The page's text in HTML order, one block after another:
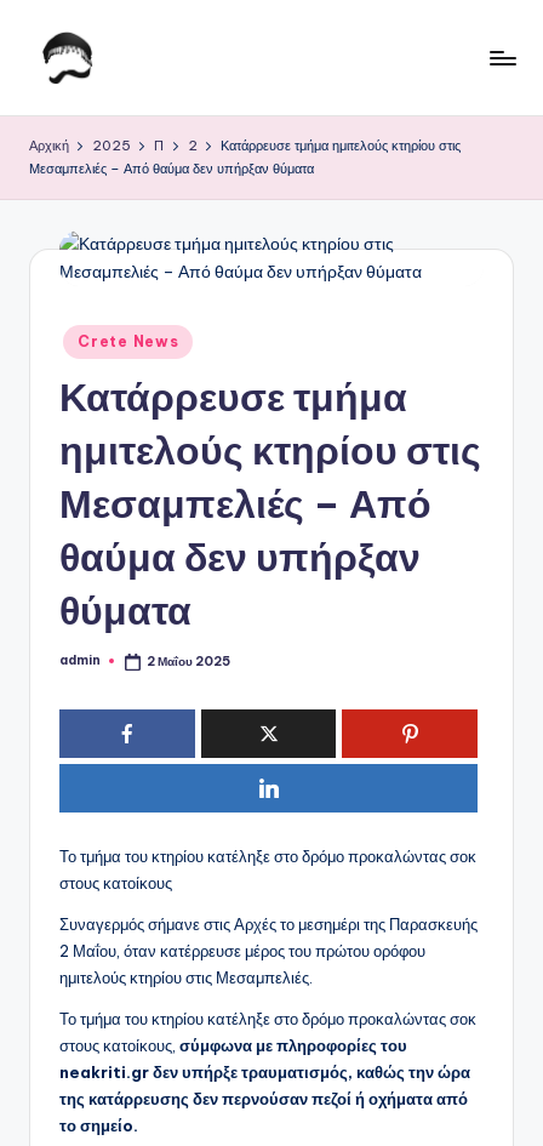
Μετάβαση
ο
Κ
Αρχική 2025 Π 2
Κατάρρευσε τμήμα ημιτελούς κτηρίου στις
Μεσαμπελιές – Από θαύμα δεν υπήρξαν θύματα
Αναρτήθηκε
σε
Crete News
Κατάρρευσε τμήμα
ημιτελούς κτηρίου στις
Μεσαμπελιές – Από
θαύμα δεν υπήρξαν
θύματα
Συγγραφέας:
admin 2 Μαΐου 2025
Το τμήμα του κτηρίου κατέληξε στο δρόμο προκαλώντας σοκ
στους κατοίκους
Συναγερμός σήμανε στις Αρχές το μεσημέρι της Παρασκευής
2 Μαΐου, όταν κατέρρευσε μέρος του πρώτου ορόφου
ημιτελούς κτηρίου στις Μεσαμπελιές.
Το τμήμα του κτηρίου κατέληξε στο δρόμο προκαλώντας σοκ
στους κατοίκους, σύμφωνα με πληροφορίες του
neakriti.gr δεν υπήρξε τραυματισμός, καθώς την ώρα
της κατάρρευσης δεν περνούσαν πεζοί ή οχήματα από
το σημείo.